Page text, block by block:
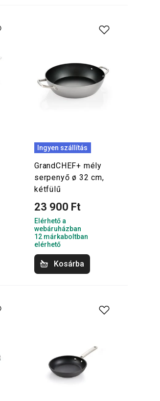
Ingyen szállítás
GrandCHEF+ mély
serpenyő ø 32 cm,
kétfülű
23 900 Ft
Elérhető a
webáruházban
12 márkaboltban
elérhető
Kosárba